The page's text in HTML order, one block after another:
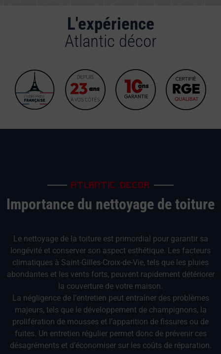
L'expérience
Atlantic décor
ATLANTIC DECOR
Importance du nettoyage de toiture
Le nettoyage de la toiture est primordial pour garantir sa
longévité et conserver son aspect esthétique. Les facteurs
climatiques à Saint-Gilles-Croix-de-Vie, tels que les pluies
abondantes et les vents forts, peuvent rapidement détériorer
la couverture de votre maison.
La négligence de l’entretien peut entraîner des problèmes
majeurs, tels que le développement de champignons, la
prolifération de mousses et l’apparition de fissures ou de
fuites. Un entretien régulier permet donc de prévenir ces
désagréments et d’économiser sur les coûts de réparation.